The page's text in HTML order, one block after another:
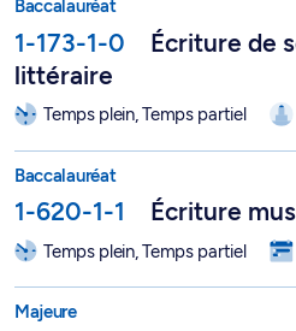
Baccalauréat
1-173-1-0
Écriture de
littéraire
Temps plein, Temps partiel
Baccalauréat
1-620-1-1 Écriture
Temps plein, Temps partiel
Majeure